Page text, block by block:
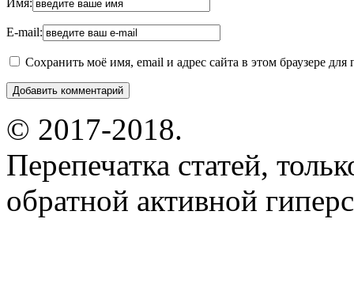
Имя:
E-mail:
Сохранить моё имя, email и адрес сайта в этом браузере
© 2017-2018.
Перепечатка статей,
обратной активной